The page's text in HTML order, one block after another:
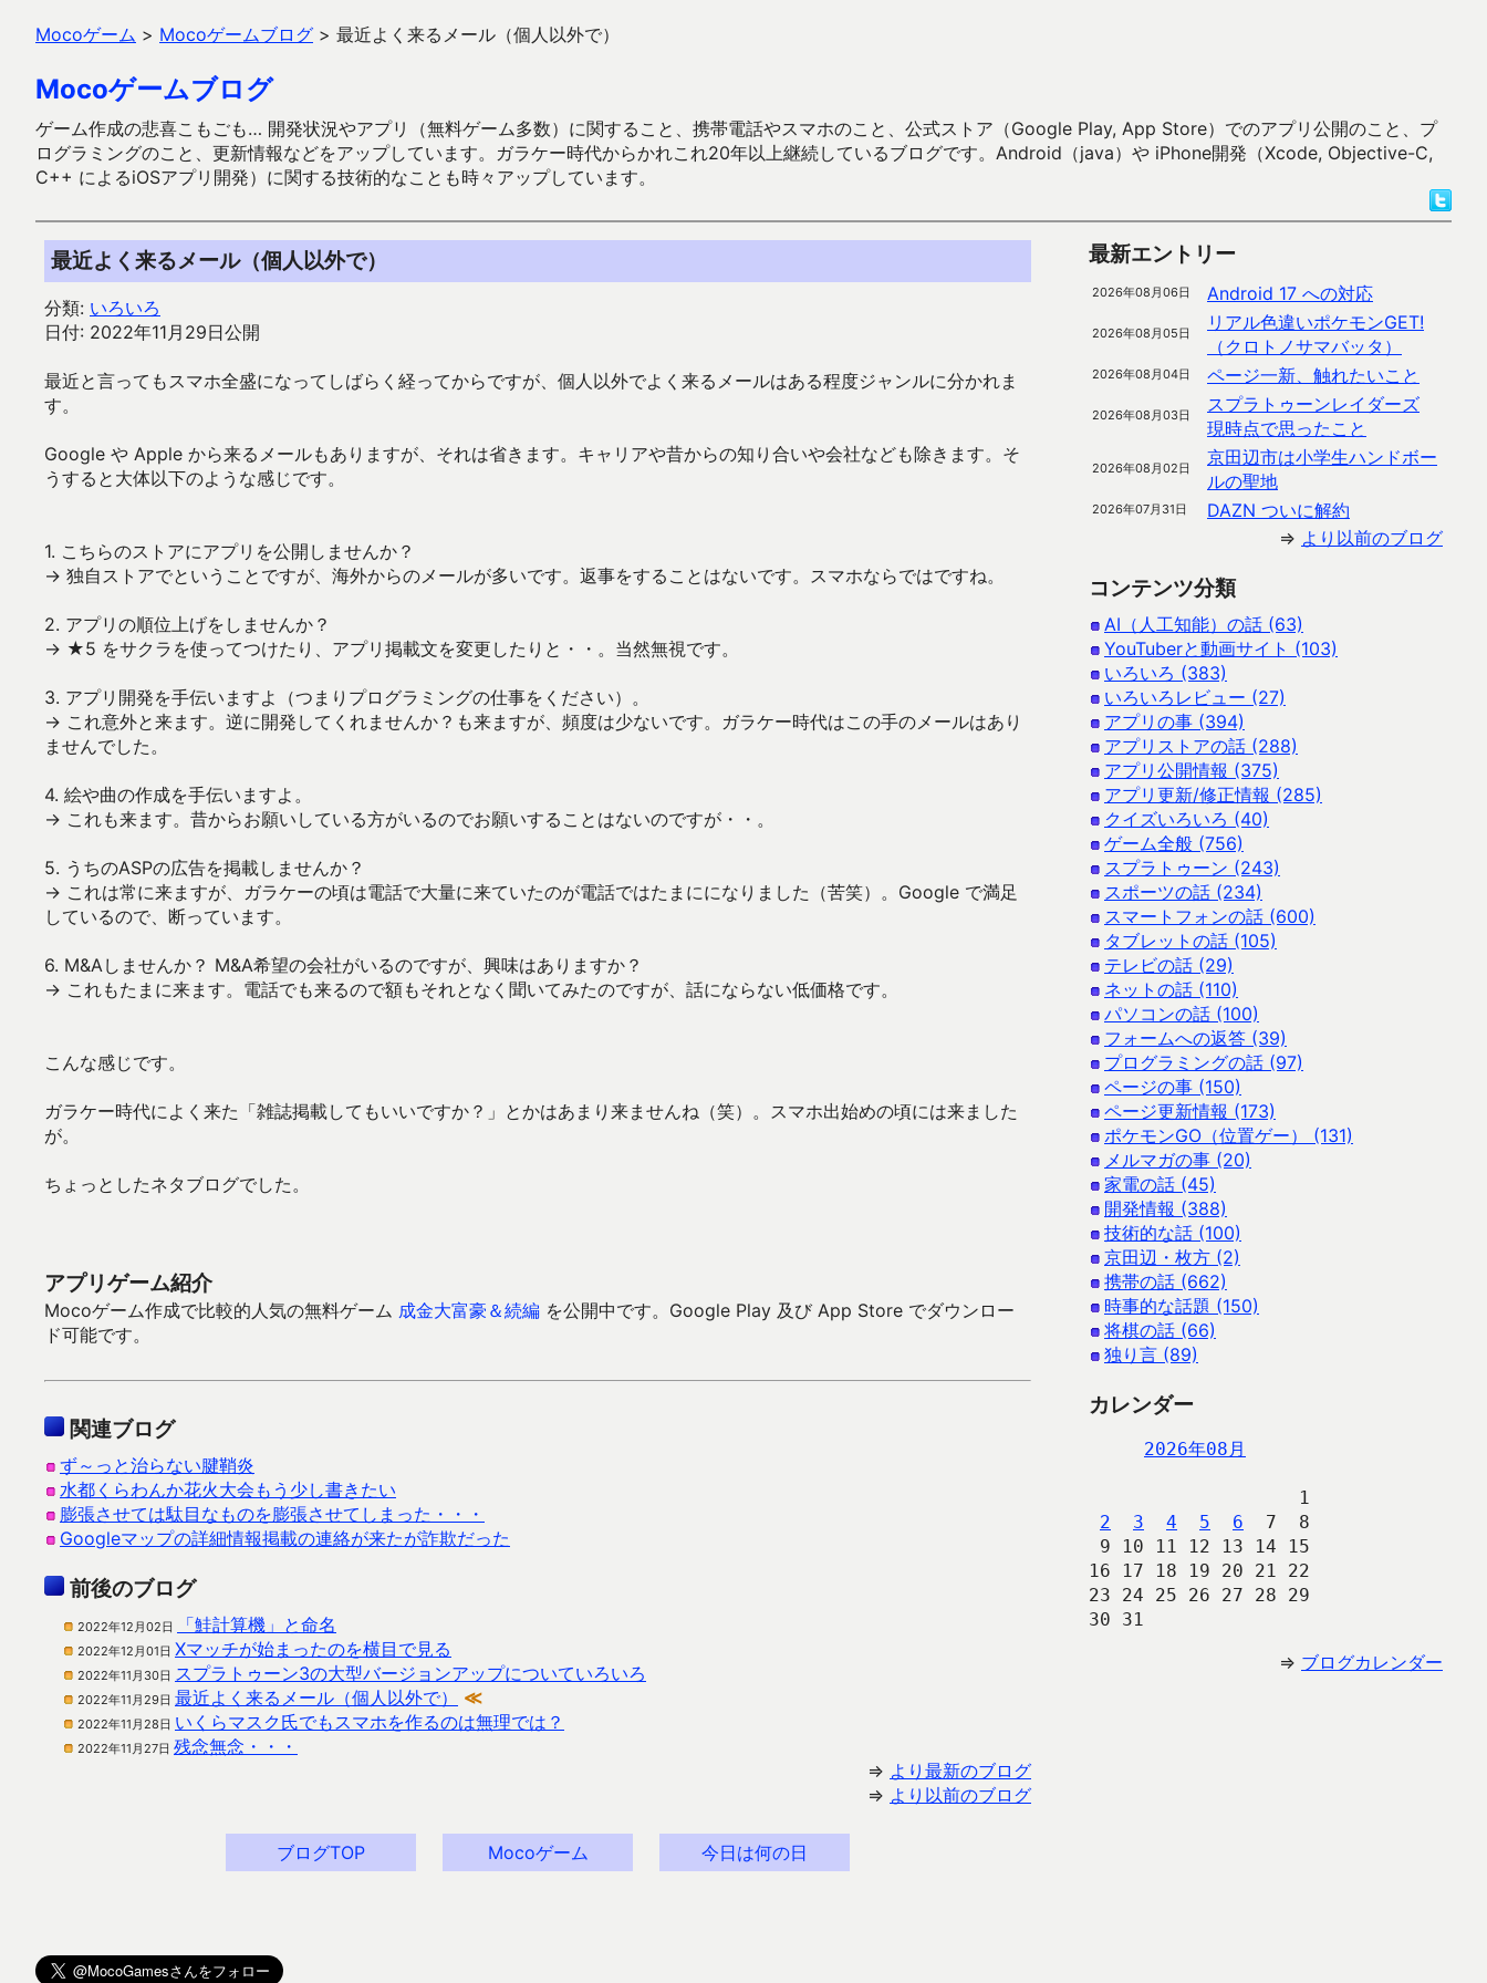
Mocoゲーム > Mocoゲームブログ > 最近よく来るメール（個人以外で）
Mocoゲームブログ
ゲーム作成の悲喜こもごも… 開発状況やアプリ（無料ゲーム多数）に関すること、携帯電話やスマホのこと、公式ストア（Google Play, App Store）でのアプリ公開のこと、プ
ログラミングのこと、更新情報などをアップしています。ガラケー時代からかれこれ20年以上継続しているブログです。Android（java）や iPhone開発（Xcode, Objective-C,
C++ によるiOSアプリ開発）に関する技術的なことも時々アップしています。
最近よく来るメール（個人以外で）
分類: いろいろ
日付: 2022年11月29日公開
最近と言ってもスマホ全盛になってしばらく経ってからですが、個人以外でよく来るメールはある程度ジャンルに分かれま
す。
Google や Apple から来るメールもありますが、それは省きます。キャリアや昔からの知り合いや会社なども除きます。そ
うすると大体以下のような感じです。
1. こちらのストアにアプリを公開しませんか？
→ 独自ストアでということですが、海外からのメールが多いです。返事をすることはないです。スマホならではですね。
2. アプリの順位上げをしませんか？
→ ★5 をサクラを使ってつけたり、アプリ掲載文を変更したりと・・。当然無視です。
3. アプリ開発を手伝いますよ（つまりプログラミングの仕事をください）。
→ これ意外と来ます。逆に開発してくれませんか？も来ますが、頻度は少ないです。ガラケー時代はこの手のメールはあり
ませんでした。
4. 絵や曲の作成を手伝いますよ。
→ これも来ます。昔からお願いしている方がいるのでお願いすることはないのですが・・。
5. うちのASPの広告を掲載しませんか？
→ これは常に来ますが、ガラケーの頃は電話で大量に来ていたのが電話ではたまにになりました（苦笑）。Google で満足
しているので、断っています。
6. M&Aしませんか？ M&A希望の会社がいるのですが、興味はありますか？
→ これもたまに来ます。電話でも来るので額もそれとなく聞いてみたのですが、話にならない低価格です。
こんな感じです。
ガラケー時代によく来た「雑誌掲載してもいいですか？」とかはあまり来ませんね（笑）。スマホ出始めの頃には来ました
が。
ちょっとしたネタブログでした。
アプリゲーム紹介
Mocoゲーム作成で比較的人気の無料ゲーム 成金大富豪＆続編 を公開中です。Google Play 及び App Store でダウンロー
ド可能です。
関連ブログ
ず～っと治らない腱鞘炎
水都くらわんか花火大会もう少し書きたい
膨張させては駄目なものを膨張させてしまった・・・
Googleマップの詳細情報掲載の連絡が来たが詐欺だった
前後のブログ
2022年12月02日 「鮭計算機」と命名
2022年12月01日 Xマッチが始まったのを横目で見る
2022年11月30日 スプラトゥーン3の大型バージョンアップについていろいろ
2022年11月29日 最近よく来るメール（個人以外で） ≪
2022年11月28日 いくらマスク氏でもスマホを作るのは無理では？
2022年11月27日 残念無念・・・
⇒ より最新のブログ
⇒ より以前のブログ
ブログTOP Mocoゲーム 今日は何の日
最新エントリー
2026年08月06日 Android 17 への対応
2026年08月05日
リアル色違いポケモンGET!
（クロトノサマバッタ）
2026年08月04日 ページ一新、触れたいこと
2026年08月03日
スプラトゥーンレイダーズ
現時点で思ったこと
2026年08月02日
京田辺市は小学生ハンドボー
ルの聖地
2026年07月31日
DAZN ついに解約
⇒ より以前のブログ
コンテンツ分類
AI（人工知能）の話 (63)
YouTuberと動画サイト (103)
いろいろ (383)
いろいろレビュー (27)
アプリの事 (394)
アプリストアの話 (288)
アプリ公開情報 (375)
アプリ更新/修正情報 (285)
クイズいろいろ (40)
ゲーム全般 (756)
スプラトゥーン (243)
スポーツの話 (234)
スマートフォンの話 (600)
タブレットの話 (105)
テレビの話 (29)
ネットの話 (110)
パソコンの話 (100)
フォームへの返答 (39)
プログラミングの話 (97)
ページの事 (150)
ページ更新情報 (173)
ポケモンGO（位置ゲー） (131)
メルマガの事 (20)
家電の話 (45)
開発情報 (388)
技術的な話 (100)
京田辺・枚方 (2)
携帯の話 (662)
時事的な話題 (150)
将棋の話 (66)
独り言 (89)
カレンダー
2026年08月
                   1
2
3 4 5 6
  7  8
9 10 11 12 13 14 15
16 17 18 19 20 21 22
23 24 25 26 27 28 29
30 31
⇒ ブログカレンダー